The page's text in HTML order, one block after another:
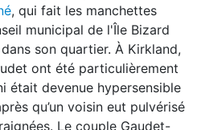
, qui fait les manchettes
municipal de l'Île Bizard
son quartier. À Kirkland,
ont été particulièrement
était devenue hypersensible
qu’un voisin eut pulvérisé
Le couple Gaudet-